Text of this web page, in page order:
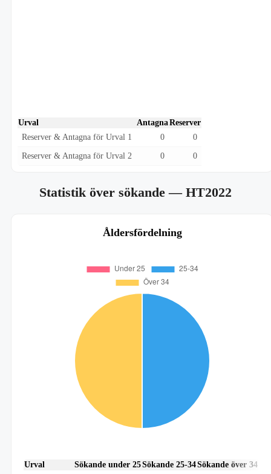
Urval AntagnaReserver
Reserver & Antagna för Urval 1
0 0
Reserver & Antagna för Urval 2 0 0
Statistik över sökande— HT2022
Åldersfördelning
Urval Sökande under 25Sökande 25-34Sökande över 34